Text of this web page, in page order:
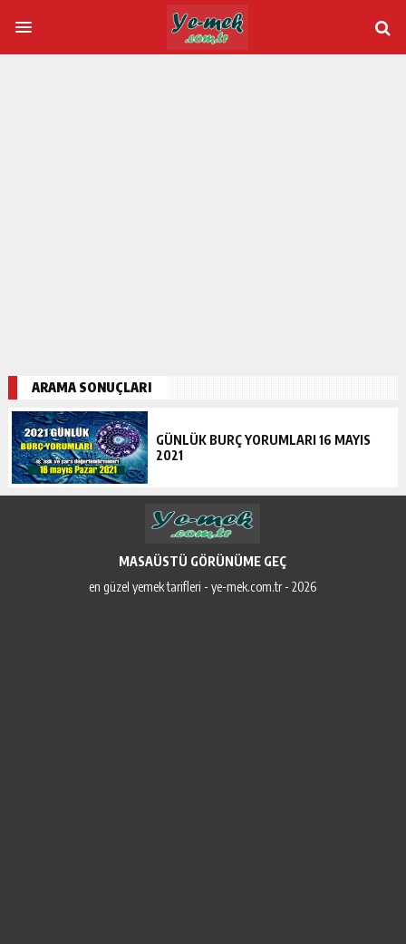
ARAMA SONUÇLARI
GÜNLÜK BURÇ YORUMLARI 16 MAYIS
2021
MASAÜSTÜ GÖRÜNÜME GEÇ
en güzel yemek tarifleri - ye-mek.com.tr - 2026